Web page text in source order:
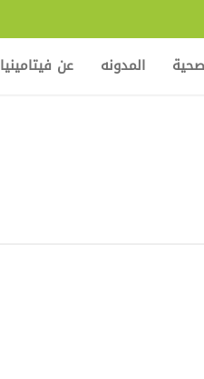
المدونه عن فيتامينيا